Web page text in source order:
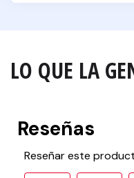
LO QUE LA